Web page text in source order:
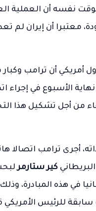
نفسه أن العملية
معتبرا أن إيران لم
أن ترامب وكبار
الأسبوع في إجراء
من أجل تشكيل هذا
أجرى ترامب اتصالا
كير ستارمر
في هذه المبادرة،
للرئيس الأمريكي